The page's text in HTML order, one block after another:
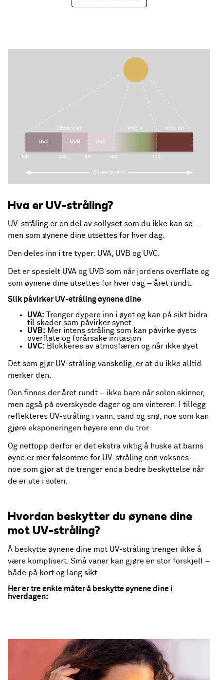
Hva er UV-stråling?
UV-stråling er en del av sollyset som du ikke kan se –
men som øynene dine utsettes for hver dag.
Den deles inn i tre typer: UVA, UVB og UVC.
Det er spesielt UVA og UVB som når jordens overflate og
som øynene dine utsettes for hver dag – året rundt.
Slik påvirker UV-stråling øynene dine
UVA: Trenger dypere inn i øyet og kan på sikt bidra
til skader som påvirker synet
UVB: Mer intens stråling som kan påvirke øyets
overflate og forårsake irritasjon
UVC: Blokkeres av atmosfæren og når ikke øyet
Det som gjør UV-stråling vanskelig, er at du ikke alltid
merker den.
Den finnes der året rundt – ikke bare når solen skinner,
men også på overskyede dager og om vinteren. I tillegg
reflekteres UV-stråling i vann, sand og snø, noe som kan
gjøre eksponeringen høyere enn du tror.
Og nettopp derfor er det ekstra viktig å huske at barns
øyne er mer følsomme for UV-stråling enn voksnes –
noe som gjør at de trenger enda bedre beskyttelse når
de er ute i solen.
Hvordan beskytter du øynene dine
mot UV-stråling?
Å beskytte øynene dine mot UV-stråling trenger ikke å
være komplisert. Små vaner kan gjøre en stor forskjell –
både på kort og lang sikt.
Her er tre enkle måter å beskytte øynene dine i
hverdagen: